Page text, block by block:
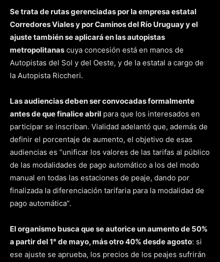
Se trata de rutas gerenciadas por la empresa estatal
Corredores Viales y por Caminos del Río Uruguay y el
ajuste también se aplicará en las autopistas
metropolitanas cuya concesión está en manos de
Autopistas del Sol y del Oeste, y de la estatal a cargo de
la Autopista Riccheri.
Las audiencias deben ser convocadas formalmente
antes de que finalice abril para que los interesados en
participar se inscriban. Vialidad adelantó que, además de
definir el porcentaje de aumento, el objetivo de esas
audiencias es “unificar los valores de las tarifas al público
de las modalidades de pago automático a los del modo
manual en todas las estaciones de peaje, dando por
finalizada la diferenciación tarifaria para la modalidad de
pago automática”.
El organismo busca que se autorice un aumento de 50%
a partir del 1° de mayo, más otro 40% desde agosto: si
ese ajuste se aprueba, los precios de los peajes sufrirán